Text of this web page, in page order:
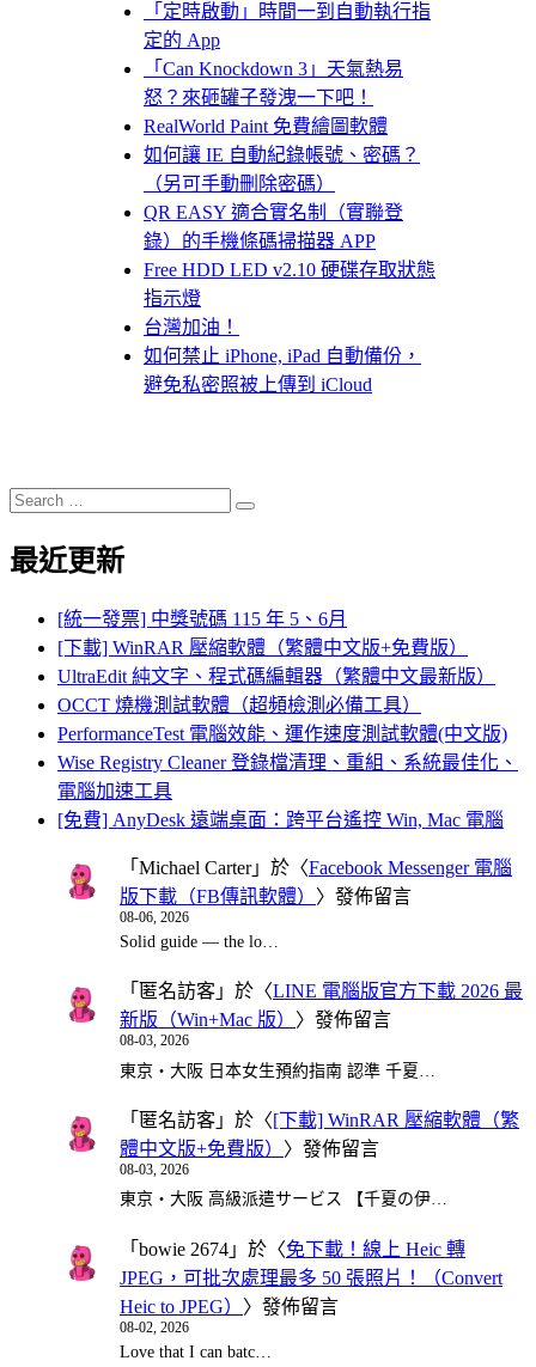
「定時啟動」時間一到自動執行指
定的 App
「Can Knockdown 3」天氣熱易
怒？來砸罐子發洩一下吧！
RealWorld Paint 免費繪圖軟體
如何讓 IE 自動紀錄帳號、密碼？
（另可手動刪除密碼）
QR EASY 適合實名制（實聯登
錄）的手機條碼掃描器 APP
Free HDD LED v2.10 硬碟存取狀態
指示燈
台灣加油！
如何禁止 iPhone, iPad 自動備份，
避免私密照被上傳到 iCloud
Search
for:
Search
最近更新
[統一發票] 中獎號碼 115 年 5、6月
[下載] WinRAR 壓縮軟體（繁體中文版+免費版）
UltraEdit 純文字、程式碼編輯器（繁體中文最新版）
OCCT 燒機測試軟體（超頻檢測必備工具）
PerformanceTest 電腦效能、運作速度測試軟體(中文版)
Wise Registry Cleaner 登錄檔清理、重組、系統最佳化、
電腦加速工具
[免費] AnyDesk 遠端桌面：跨平台遙控 Win, Mac 電腦
「 Michael Carter」於〈Facebook Messenger 電腦
版下載（FB傳訊軟體） 〉發佈留言
08-06, 2026
Solid guide — the lo…
「 匿名訪客 」於〈LINE 電腦版官方下載 2026 最
新版（Win+Mac 版）
〉發佈留言
08-03, 2026
東京・大阪 日本女生預約指南 認準 千夏…
「 匿名訪客 」於〈[下載] WinRAR 壓縮軟體（繁
體中文版+免費版） 〉發佈留言
08-03, 2026
東京・大阪 高級派遣サービス 【千夏の伊…
「 bowie 2674 」於〈免下載！線上 Heic 轉
JPEG，可批次處理最多 50 張照片！（Convert
Heic to JPEG） 〉發佈留言
08-02, 2026
Love that I can batc…